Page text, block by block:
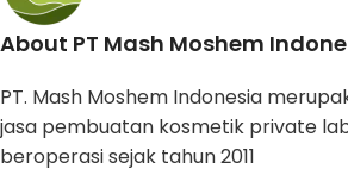
About PT Mash Moshem
PT. Mash Moshem Indonesia
jasa pembuatan kosmetik private
beroperasi sejak tahun 2011